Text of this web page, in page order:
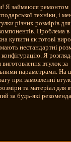
Я займаюся ремонтом
техніки, і
різних розмірів
Проблема
купити як готові
нестандартні
конфігурацію. Я
виготовлення втулок за
параметрами. На
при замовленні
та матеріал для
за будь-які